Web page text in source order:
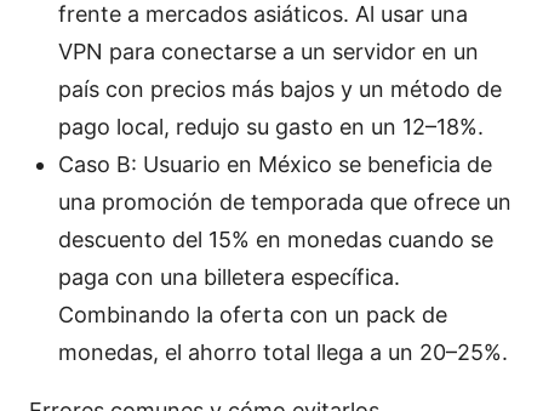
frente a mercados asiáticos. Al usar una
VPN para conectarse a un servidor en un
país con precios más bajos y un método de
pago local, redujo su gasto en un 12–18%.
Caso B: Usuario en México se beneficia de
una promoción de temporada que ofrece un
descuento del 15% en monedas cuando se
paga con una billetera específica.
Combinando la oferta con un pack de
monedas, el ahorro total llega a un 20–25%.